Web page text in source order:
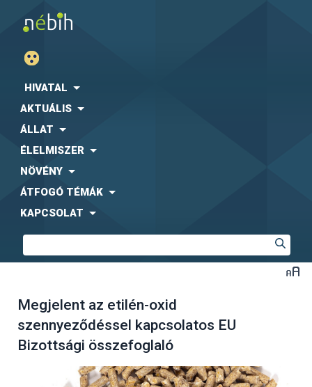
HIVATAL
AKTUÁLIS
ÁLLAT
ÉLELMISZER
NÖVÉNY
ÁTFOGÓ TÉMÁK
KAPCSOLAT
Megjelent az etilén-oxid
szennyeződéssel kapcsolatos EU
Bizottsági összefoglaló